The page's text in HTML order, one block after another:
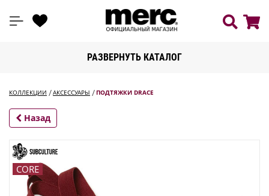
РАЗВЕРНУТЬ КАТАЛОГ
КОЛЛЕКЦИИ АКСЕССУАРЫ ПОДТЯЖКИ DRACE
Назад
CORE